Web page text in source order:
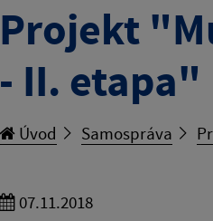
Projekt
- II. etapa"
Úvod Samospráva
07.11.2018